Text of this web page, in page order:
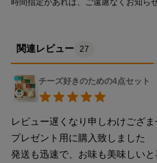
時間指定があれば、ご遠慮なくお知ら
関連レビュー 27
チーズ好きのための4点セット
レビュー遅くなり申しわけござま
プレゼント用に購入致しました
発送も迅速で、お味も美味しいと